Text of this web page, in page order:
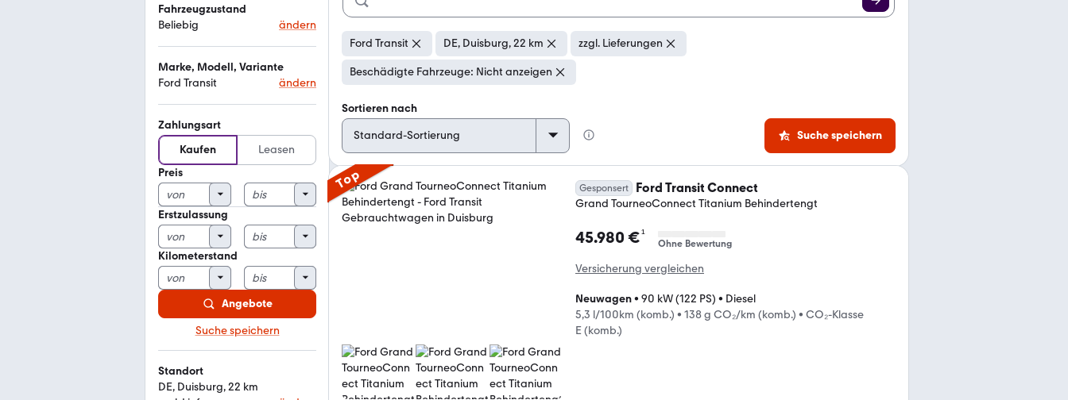
Fahrzeugzustand
Beliebig
ändern
Marke, Modell, Variante
Ford Transit
ändern
Zahlungsart
Kaufen
Leasen
Preis
Erstzulassung
Kilometerstand
Angebote
Suche speichern
Standort
DE, Duisburg, 22 km
Ford Transit DE, Duisburg, 22 km zzgl. Lieferungen
Beschädigte Fahrzeuge: Nicht anzeigen
Sortieren nach
Suche speichern
Top Gesponsert Ford Transit Connect
Grand TourneoConnect Titanium Behindertengt
45.980 €¹
Ohne Bewertung
Versicherung vergleichen
Neuwagen• 90 kW (122 PS) • Diesel
5,3 l/100km (komb.) • 138 g CO₂/km (komb.) • CO₂-Klasse
E (komb.)